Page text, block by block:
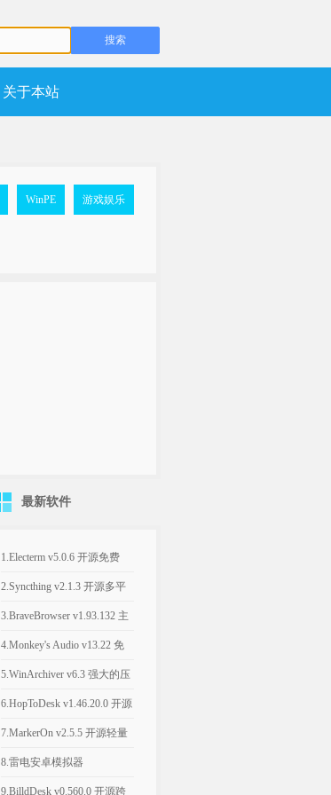
关于本站
WinPE 游戏娱乐
最新软件
1.Electerm v5.0.6 开源免费
SSH桌面终端管理软件
2.Syncthing v2.1.3 开源多平
台的文件同步工具
3.BraveBrowser v1.93.132 主
打隐私安全的浏览器
4.Monkey's Audio v13.22 免
费无损音频压缩工具
5.WinArchiver v6.3 强大的压
缩解压缩软件
6.HopToDesk v1.46.20.0 开源
跨平台免费商用远程工具
7.MarkerOn v2.5.5 开源轻量
级屏幕标注工具
8.雷电安卓模拟器
v14.0.22/v9.5.32 电脑端玩手
9.BilldDesk v0.560.0 开源跨